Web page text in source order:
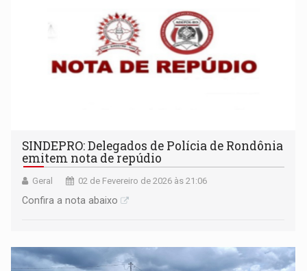
SINDEPRO: Delegados de Polícia de Rondônia
emitem nota de repúdio
Geral 02 de Fevereiro de 2026 às 21:06
Confira a nota abaixo